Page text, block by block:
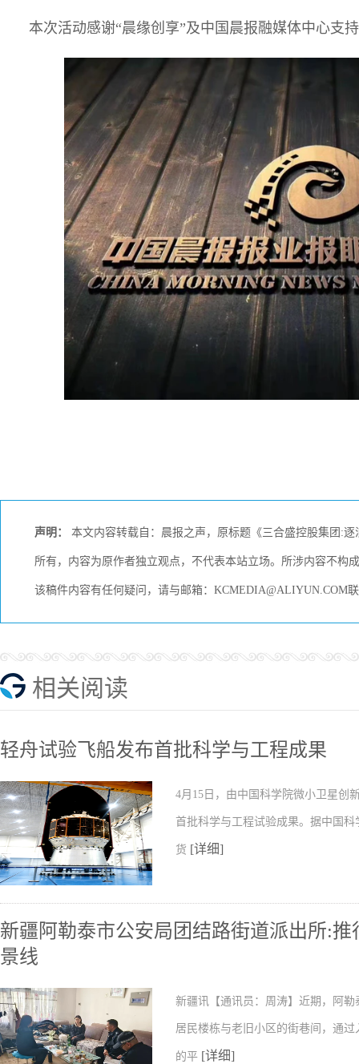
本次活动感谢“晨缘创享”及中国晨报融媒体中心支
声明： 本文内容转载自：晨报之声，原标题《三合盛控股集团:
所有，内容为原作者独立观点，不代表本站立场。所涉内容不构
该稿件内容有任何疑问，请与邮箱：KCMEDIA@ALIYUN.COM
相关阅读
轻舟试验飞船发布首批科学与工程成果
4月15日，由中国科学院微小卫星创
首批科学与工程试验成果。据中国
货 [详细]
新疆阿勒泰市公安局团结路街道派出所:推
景线
新疆讯【通讯员：周涛】近期，阿
居民楼栋与老旧小区的街巷间，通
的平 [详细]